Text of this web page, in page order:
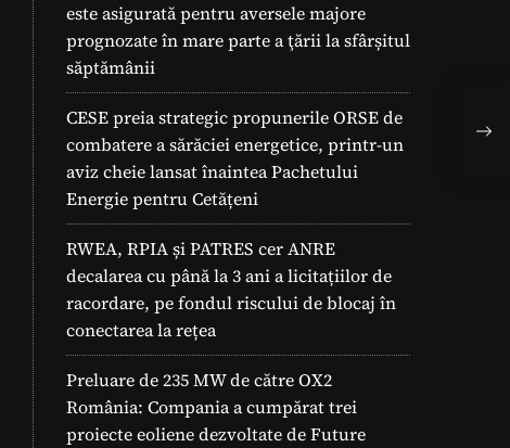
este asigurată pentru aversele majore
prognozate în mare parte a ţării la sfârșitul
săptămânii
CESE preia strategic propunerile ORSE de
combatere a sărăciei energetice, printr-un
aviz cheie lansat înaintea Pachetului
Energie pentru Cetățeni
RWEA, RPIA și PATRES cer ANRE
decalarea cu până la 3 ani a licitațiilor de
racordare, pe fondul riscului de blocaj în
conectarea la rețea
Preluare de 235 MW de către OX2
România: Compania a cumpărat trei
proiecte eoliene dezvoltate de Future